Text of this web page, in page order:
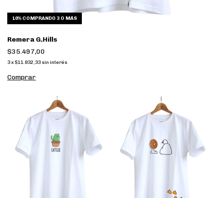
10% COMPRANDO 3 O MÁS
Remera G.Hills
$35.497,00
3x $11.832,33 sin interés
Comprar